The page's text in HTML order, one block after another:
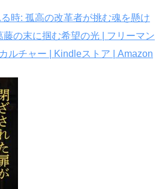
時: 孤高の改革者が挑む魂を懸け
の末に掴む希望の光 | フリーマン
ルチャー | Kindleストア | Amazon